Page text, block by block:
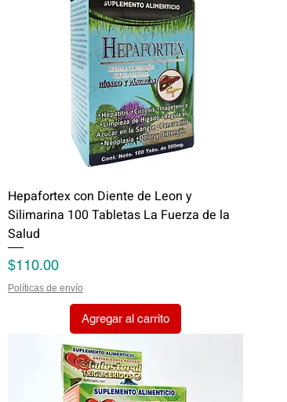
Hepafortex con Diente de Leon y
Silimarina 100 Tabletas La Fuerza de la
Salud
Precio
$110.00
Políticas de envío
Agregar al carrito